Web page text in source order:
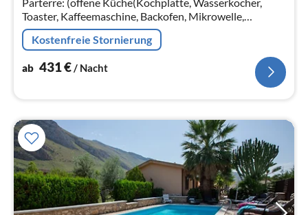
Toaster, Kaffeemaschine, Backofen, Mikrowelle,
Spülmaschine, Kühl-/Gefrierkombination),
Wohn/Esszimmer(TV, Kaminofen, Klimaanlage)
Kostenfreie Stornierung
ab 431€/ Nacht